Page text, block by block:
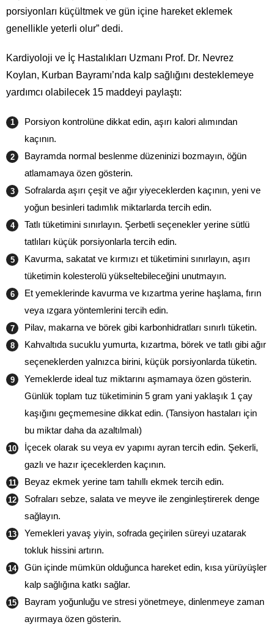
porsiyonları küçültmek ve gün içine hareket eklemek
genellikle yeterli olur” dedi.
Kardiyoloji ve İç Hastalıkları Uzmanı Prof. Dr. Nevrez
Koylan, Kurban Bayramı’nda kalp sağlığını desteklemeye
yardımcı olabilecek 15 maddeyi paylaştı:
Porsiyon kontrolüne dikkat edin, aşırı kalori alımından
kaçının.
Bayramda normal beslenme düzeninizi bozmayın, öğün
atlamamaya özen gösterin.
Sofralarda aşırı çeşit ve ağır yiyeceklerden kaçının, yeni ve
yoğun besinleri tadımlık miktarlarda tercih edin.
Tatlı tüketimini sınırlayın. Şerbetli seçenekler yerine sütlü
tatlıları küçük porsiyonlarla tercih edin.
Kavurma, sakatat ve kırmızı et tüketimini sınırlayın, aşırı
tüketimin kolesterolü yükseltebileceğini unutmayın.
Et yemeklerinde kavurma ve kızartma yerine haşlama, fırın
veya ızgara yöntemlerini tercih edin.
Pilav, makarna ve börek gibi karbonhidratları sınırlı tüketin.
Kahvaltıda sucuklu yumurta, kızartma, börek ve tatlı gibi ağır
seçeneklerden yalnızca birini, küçük porsiyonlarda tüketin.
Yemeklerde ideal tuz miktarını aşmamaya özen gösterin.
Günlük toplam tuz tüketiminin 5 gram yani yaklaşık 1 çay
kaşığını geçmemesine dikkat edin. (Tansiyon hastaları için
bu miktar daha da azaltılmalı)
İçecek olarak su veya ev yapımı ayran tercih edin. Şekerli,
gazlı ve hazır içeceklerden kaçının.
Beyaz ekmek yerine tam tahıllı ekmek tercih edin.
Sofraları sebze, salata ve meyve ile zenginleştirerek denge
sağlayın.
Yemekleri yavaş yiyin, sofrada geçirilen süreyi uzatarak
tokluk hissini artırın.
Gün içinde mümkün olduğunca hareket edin, kısa yürüyüşler
kalp sağlığına katkı sağlar.
Bayram yoğunluğu ve stresi yönetmeye, dinlenmeye zaman
ayırmaya özen gösterin.